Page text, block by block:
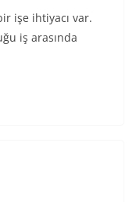
işe ihtiyacı var.
iş arasında